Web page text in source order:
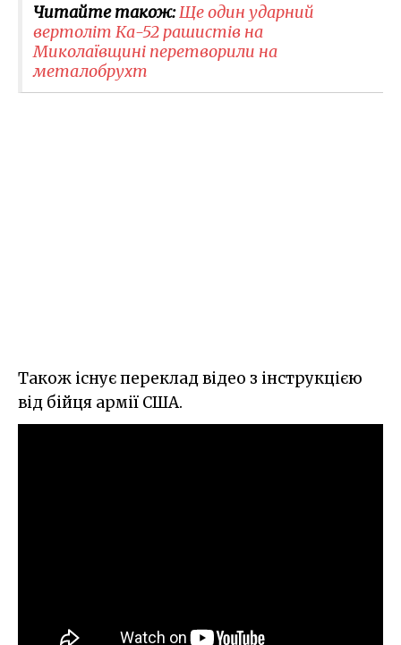
Читайте також:Ще один ударний
вертоліт Ка-52 рашистів на
Миколаївщині перетворили на
металобрухт
Також існує переклад відео з інструкцією
від бійця армії США.